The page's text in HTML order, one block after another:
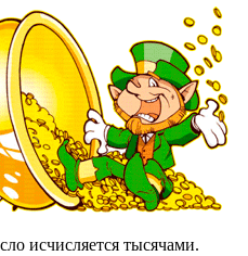
исчисляется тысячами.